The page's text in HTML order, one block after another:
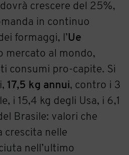
crescere del 25%,
in continuo
formaggi, l’Ue
mercato al mondo,
consumi pro-capite. Si
17,5 kg annui, contro i 3
i 15,4 kg degli Usa, i 6,1
Brasile: valori che
crescita nelle
nell’ultimo